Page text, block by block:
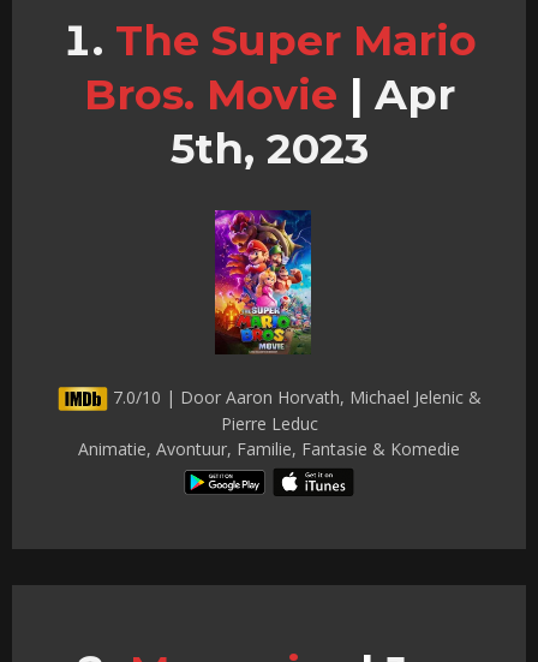
The Super Mario
Bros. Movie | Apr
5th, 2023
7.0/10 | Door Aaron Horvath, Michael Jelenic &
Pierre Leduc
Animatie, Avontuur, Familie, Fantasie & Komedie